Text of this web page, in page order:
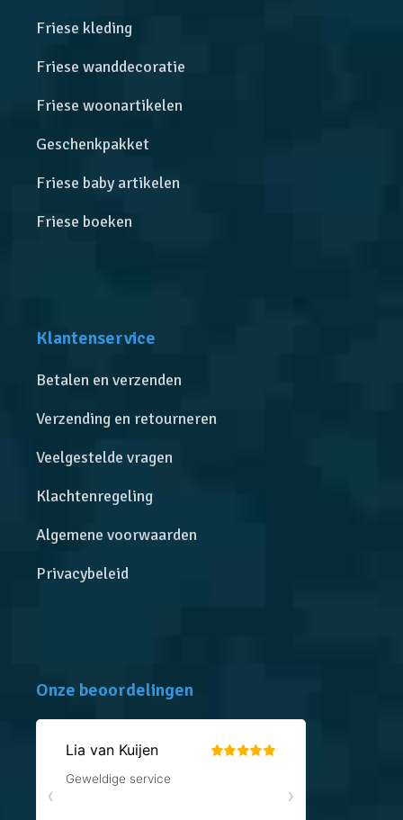
Friese kleding
Friese wanddecoratie
Friese woonartikelen
Geschenkpakket
Friese baby artikelen
Friese boeken
Klantenservice
Betalen en verzenden
Verzending en retourneren
Veelgestelde vragen
Klachtenregeling
Algemene voorwaarden
Privacybeleid
Onze beoordelingen